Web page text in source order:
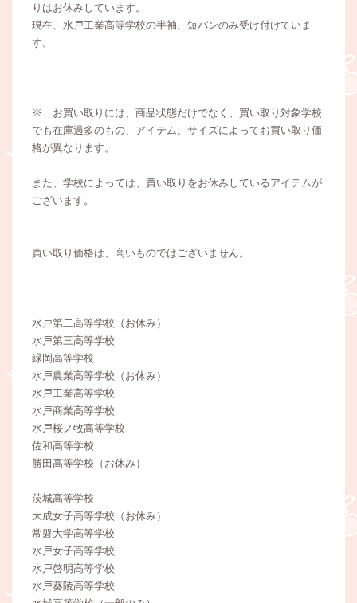
りはお休みしています。
現在、水戸工業高等学校の半袖、短パンのみ受け付けていま
す。
※ お買い取りには、商品状態だけでなく、買い取り対象学校
でも在庫過多のもの、アイテム、サイズによってお買い取り価
格が異なります。
また、学校によっては、買い取りをお休みしているアイテムが
ございます。
買い取り価格は、高いものではございません。
水戸第二高等学校（お休み）
水戸第三高等学校
緑岡高等学校
水戸農業高等学校（お休み）
水戸工業高等学校
水戸商業高等学校
水戸桜ノ牧高等学校
佐和高等学校
勝田高等学校（お休み）
茨城高等学校
大成女子高等学校（お休み）
常磐大学高等学校
水戸女子高等学校
水戸啓明高等学校
水戸葵陵高等学校